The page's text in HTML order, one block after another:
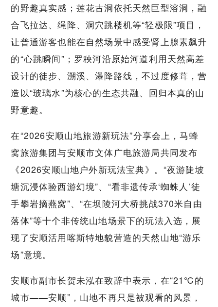
的野趣真实感；莲花古洞依托天然巨型溶洞，融
合飞拉达、绳降、洞穴跳楼机等“轻极限”项目，
让普通游客也能在自然场景中感受肾上腺素飙升
的“心跳瞬间”；罗秧河沿原始河道利用天然高差
设计的徒步、溯溪、瀑降路线，不过度修葺，营
造以“玻璃水”为核心的生态共融、回归本真的山
野意趣。
在“2026安顺山地旅游新玩法”分享会上，马蜂
窝旅游集团与安顺市文体广电旅游局共同发布
《2026安顺山地户外新玩法宝典》。“夜游陡坡
塘沉浸体验西游幻境”、“看非遗传承‘蜘蛛人’徒
手攀岩摘燕窝”、“在坝陵河大桥挑战370米自由
落体”等十个非传统山地场景下的玩法入选，展
现了安顺活用喀斯特地貌营造的天然山地“游乐
场”意境。
安顺市副市长贺未泓在致辞中表示，在“21℃的
城市——安顺”，山地不再只是被观看的风景，